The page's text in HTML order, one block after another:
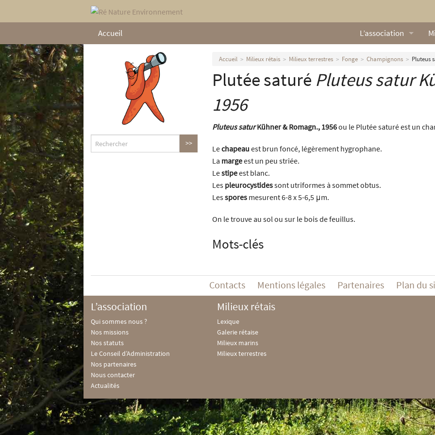
Accueil L’association
Qui sommes nous ?
Nos missions
Actualités
Accueil Milieux rétais Milieux terrestres Fonge Champignons Pluteus
Plutée saturé Pluteus satur
1956
Pluteus saturKühner & Romagn., 1956ou le Plutée saturé est un
Lechapeau est brun foncé, légèrement hygrophane.
La margeest un peu striée.
Lestipeest blanc.
Les pleurocystidessont utriformes à sommet obtus.
Lesspores mesurent 6-8 x 5-6,5 μm.
On le trouve au sol ou sur le bois de feuillus.
Mots-clés
Contacts Mentions légales Partenaires Plan du
L’association
Qui sommes nous ?
Nos missions
Nos statuts
Le Conseil d’Administration
Nos partenaires
Nous contacter
Actualités
Milieux rétais
Lexique
Galerie rétaise
Milieux marins
Milieux terrestres